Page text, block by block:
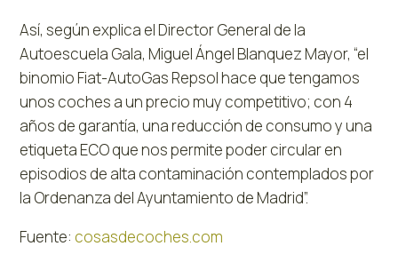
Así, según explica el Director General de la
Autoescuela Gala, Miguel Ángel Blanquez Mayor, “el
binomio Fiat-AutoGas Repsol hace que tengamos
unos coches a un precio muy competitivo; con 4
años de garantía, una reducción de consumo y una
etiqueta ECO que nos permite poder circular en
episodios de alta contaminación contemplados por
la Ordenanza del Ayuntamiento de Madrid”.
Fuente: cosasdecoches.com